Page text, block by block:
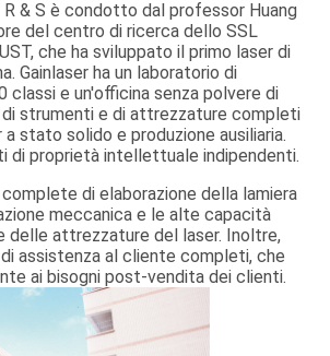
R & S è condotto dal professor Huang
del centro di ricerca dello SSL
che ha sviluppato il primo laser di
Gainlaser ha un laboratorio di
classi e un'officina senza polvere di
strumenti e di attrezzature completi
stato solido e produzione ausiliaria.
di proprietà intellettuale indipendenti.
di elaborazione della lamiera
meccanica e le alte capacità
delle attrezzature del laser. Inoltre,
assistenza al cliente completi, che
ai bisogni post-vendita dei clienti.